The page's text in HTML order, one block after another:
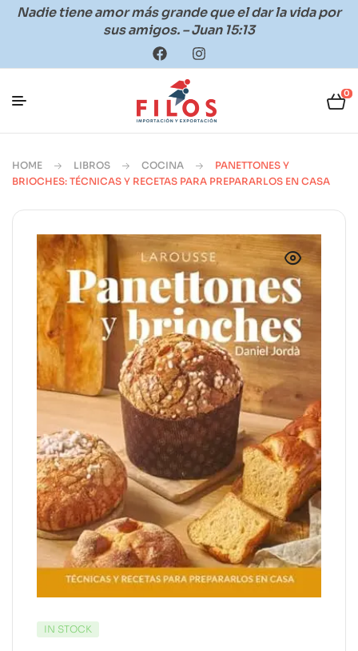
Nadie tiene amor más grande que el dar la vida por
sus amigos. – Juan 15:13
0
HOME LIBROS COCINA
PANETTONES Y
BRIOCHES: TÉCNICAS Y RECETAS PARA PREPARARLOS EN CASA
IN STOCK